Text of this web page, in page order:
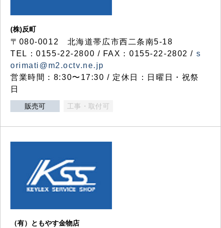
(株)反町
〒080-0012 北海道帯広市西二条南5-18
TEL：0155-22-2800 / FAX：0155-22-2802 / s
orimati@m2.octv.ne.jp
営業時間：8:30〜17:30 / 定休日：日曜日・祝祭
日
販売可 工事・取付可
（有）ともやす金物店